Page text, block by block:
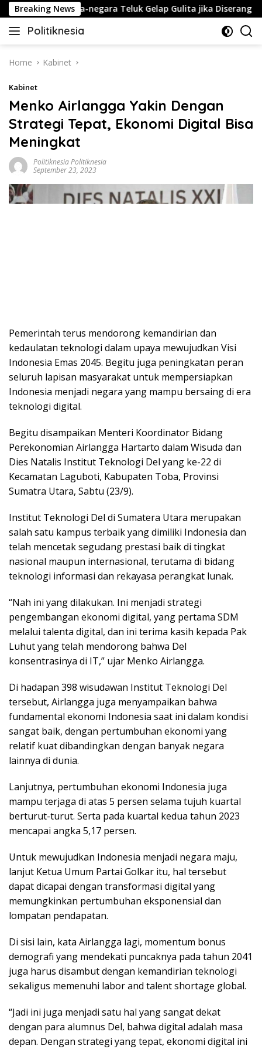
Skip
to
content
Breaking News
Bikin Negara-negara Teluk Gelap Gulita jika Diserang AS-
Politiknesia
Politiknesia.com
Home Kabinet
Kabinet
Menko Airlangga Yakin Dengan
Strategi Tepat, Ekonomi Digital Bisa
Meningkat
Politiknesia Politiknesia
September 23, 2023
Pemerintah terus mendorong kemandirian dan
kedaulatan teknologi dalam upaya mewujudkan Visi
Indonesia Emas 2045. Begitu juga peningkatan peran
seluruh lapisan masyarakat untuk mempersiapkan
Indonesia menjadi negara yang mampu bersaing di era
teknologi digital.
Begitu disampaikan Menteri Koordinator Bidang
Perekonomian Airlangga Hartarto dalam Wisuda dan
Dies Natalis Institut Teknologi Del yang ke-22 di
Kecamatan Laguboti, Kabupaten Toba, Provinsi
Sumatra Utara, Sabtu (23/9).
Institut Teknologi Del di Sumatera Utara merupakan
salah satu kampus terbaik yang dimiliki Indonesia dan
telah mencetak segudang prestasi baik di tingkat
nasional maupun internasional, terutama di bidang
teknologi informasi dan rekayasa perangkat lunak.
“Nah ini yang dilakukan. Ini menjadi strategi
pengembangan ekonomi digital, yang pertama SDM
melalui talenta digital, dan ini terima kasih kepada Pak
Luhut yang telah mendorong bahwa Del
konsentrasinya di IT,” ujar Menko Airlangga.
Di hadapan 398 wisudawan Institut Teknologi Del
tersebut, Airlangga juga menyampaikan bahwa
fundamental ekonomi Indonesia saat ini dalam kondisi
sangat baik, dengan pertumbuhan ekonomi yang
relatif kuat dibandingkan dengan banyak negara
lainnya di dunia.
Lanjutnya, pertumbuhan ekonomi Indonesia juga
mampu terjaga di atas 5 persen selama tujuh kuartal
berturut-turut. Serta pada kuartal kedua tahun 2023
mencapai angka 5,17 persen.
Untuk mewujudkan Indonesia menjadi negara maju,
lanjut Ketua Umum Partai Golkar itu, hal tersebut
dapat dicapai dengan transformasi digital yang
memungkinkan pertumbuhan eksponensial dan
lompatan pendapatan.
Di sisi lain, kata Airlangga lagi, momentum bonus
demografi yang mendekati puncaknya pada tahun 2041
juga harus disambut dengan kemandirian teknologi
sekaligus memenuhi labor and talent shortage global.
“Jadi ini juga menjadi satu hal yang sangat dekat
dengan para alumnus Del, bahwa digital adalah masa
depan. Dengan strategi yang tepat, ekonomi digital ini